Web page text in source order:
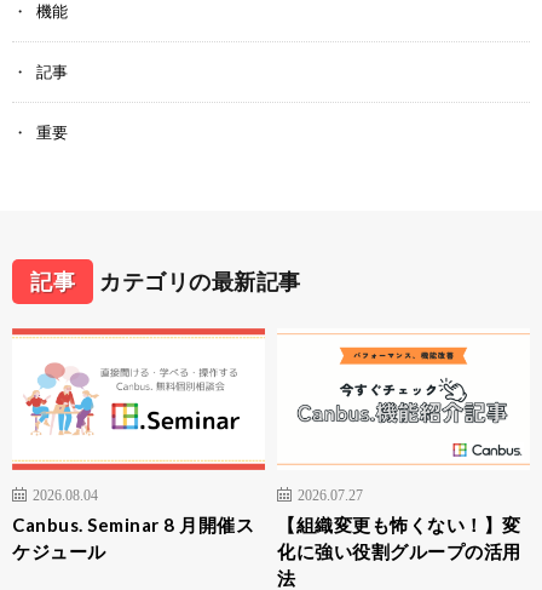
機能
記事
重要
記事 カテゴリの最新記事
2026.08.04
Canbus. Seminar 8 月開催ス
ケジュール
2026.07.27
【組織変更も怖くない！】変
化に強い役割グループの活用
法